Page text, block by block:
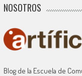
NOSOTROS
Blog de la Escuela de